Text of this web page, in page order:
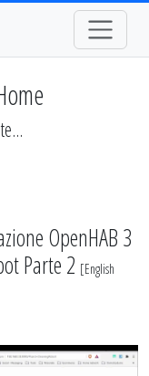
OpenHAB 3
Parte 2 [English